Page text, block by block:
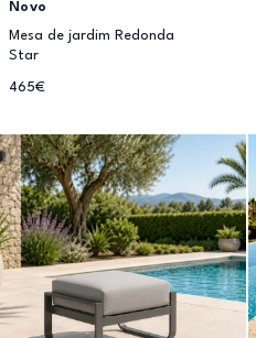
Novo
Mesa de jardim Redonda
Star
465€